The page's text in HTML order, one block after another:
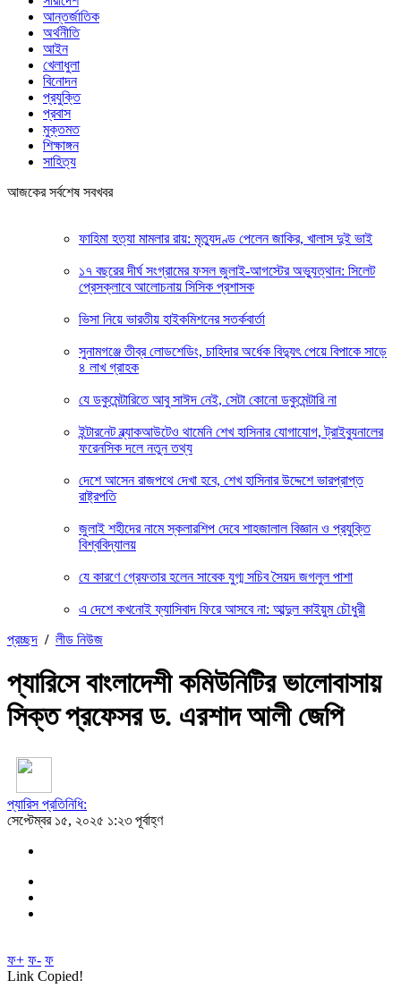
আন্তর্জাতিক
অর্থনীতি
আইন
খেলাধুলা
বিনোদন
প্রযুক্তি
প্রবাস
মুক্তমত
শিক্ষাঙ্গন
সাহিত্য
আজকের সর্বশেষ সবখবর
ফাহিমা হত্যা মামলার রায়: মৃত্যুদণ্ড পেলেন জাকির, খালাস দুই ভাই
১৭ বছরের দীর্ঘ সংগ্রামের ফসল জুলাই-আগস্টের অভ্যুত্থান: সিলেট
প্রেসক্লাবে আলোচনায় সিসিক প্রশাসক
ভিসা নিয়ে ভারতীয় হাইকমিশনের সতর্কবার্তা
সুনামগঞ্জে তীব্র লোডশেডিং, চাহিদার অর্ধেক বিদ্যুৎ পেয়ে বিপাকে সাড়ে
৪ লাখ গ্রাহক
যে ডকুমেন্টারিতে আবু সাঈদ নেই, সেটা কোনো ডকুমেন্টারি না
ইন্টারনেট ব্ল্যাকআউটেও থামেনি শেখ হাসিনার যোগাযোগ, ট্রাইব্যুনালের
ফরেনসিক দলে নতুন তথ্য
দেশে আসেন রাজপথে দেখা হবে, শেখ হাসিনার উদ্দেশে ভারপ্রাপ্ত
রাষ্ট্রপতি
জুলাই শহীদের নামে স্কলারশিপ দেবে শাহজালাল বিজ্ঞান ও প্রযুক্তি
বিশ্ববিদ্যালয়
যে কারণে গ্রেফতার হলেন সাবেক যুগ্ম সচিব সৈয়দ জগলুল পাশা
এ দেশে কখনোই ফ্যাসিবাদ ফিরে আসবে না: আব্দুল কাইয়ুম চৌধুরী
প্রচ্ছদ / লীড নিউজ
প্যারিসে বাংলাদেশী কমিউনিটির ভালোবাসায়
সিক্ত প্রফেসর ড. এরশাদ আলী জেপি
প্যারিস প্রতিনিধি:
সেপ্টেম্বর ১৫, ২০২৫ ১:২৩ পূর্বাহ্ণ
ফ+ ফ- ফ
Link Copied!